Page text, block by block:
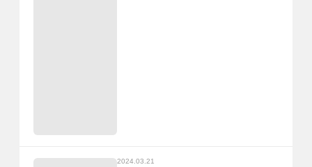
2024.03.21